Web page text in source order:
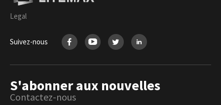
Legal
Suivez-nous
S'abonner aux nouvelles
Contactez-nous